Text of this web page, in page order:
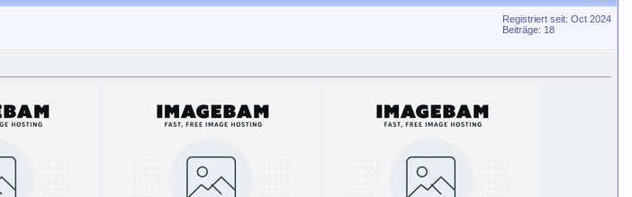
Registriert seit: Oct 2024
Beiträge: 18